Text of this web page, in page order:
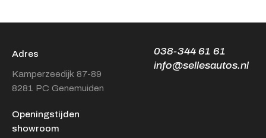
Adres
Kamperzeedijk 87-89
8281 PC Genemuiden
038-344 61 61
info@sellesautos.nl
Openingstijden
showroom